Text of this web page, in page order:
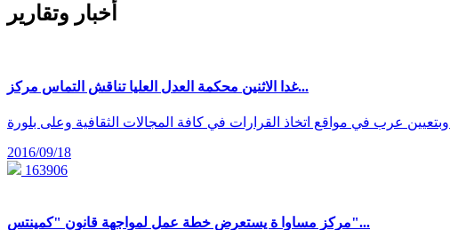
أخبار وتقارير
غدا الاثنين محكمة العدل العليا تناقش التماس مركز...
2016/09/18
163906
مركز مساوا ة يستعرض خطة عمل لمواجهة قانون "كمينتس"...